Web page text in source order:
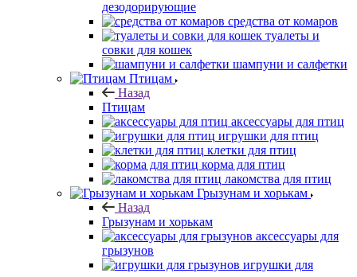
дезодорирующие
средства от комаров
туалеты и
совки для кошек
шампуни и салфетки
Птицам
Назад
Птицам
аксессуары для птиц
игрушки для птиц
клетки для птиц
корма для птиц
лакомства для птиц
Грызунам и хорькам
Назад
Грызунам и хорькам
аксессуары для
грызунов
игрушки для